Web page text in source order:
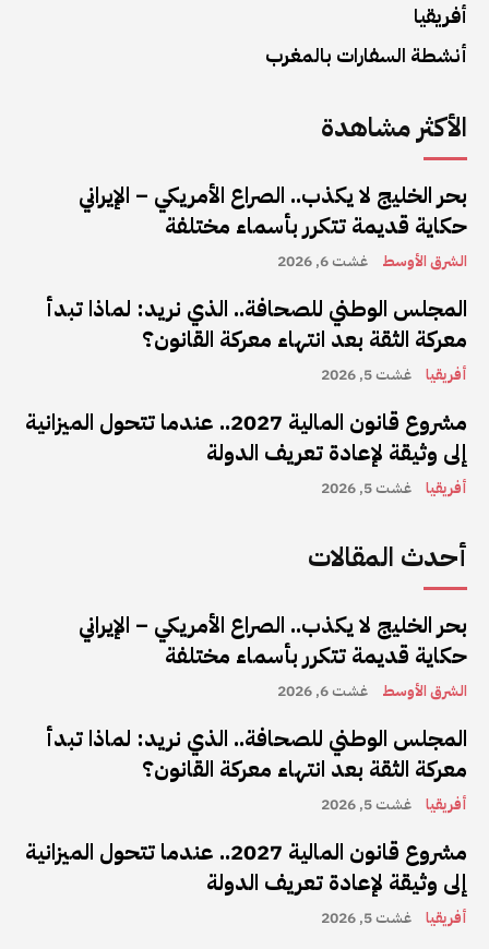
أفريقيا
أنشطة السفارات بالمغرب
الأكثر مشاهدة
بحر الخليج لا يكذب.. الصراع الأمريكي – الإيراني
حكاية قديمة تتكرر بأسماء مختلفة
الشرق الأوسط غشت 6, 2026
المجلس الوطني للصحافة.. الذي نريد: لماذا تبدأ
معركة الثقة بعد انتهاء معركة القانون؟
أفريقيا غشت 5, 2026
مشروع قانون المالية 2027.. عندما تتحول الميزانية
إلى وثيقة لإعادة تعريف الدولة
أفريقيا غشت 5, 2026
أحدث المقالات
بحر الخليج لا يكذب.. الصراع الأمريكي – الإيراني
حكاية قديمة تتكرر بأسماء مختلفة
الشرق الأوسط غشت 6, 2026
المجلس الوطني للصحافة.. الذي نريد: لماذا تبدأ
معركة الثقة بعد انتهاء معركة القانون؟
أفريقيا غشت 5, 2026
مشروع قانون المالية 2027.. عندما تتحول الميزانية
إلى وثيقة لإعادة تعريف الدولة
أفريقيا غشت 5, 2026